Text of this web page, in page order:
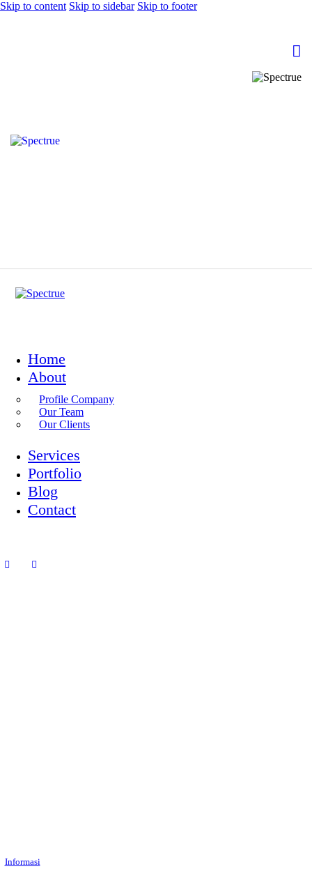
Skip to content Skip to sidebar Skip to footer
Home
About
Profile Company
Our Team
Our Clients
Services
Portfolio
Blog
Contact
Informasi